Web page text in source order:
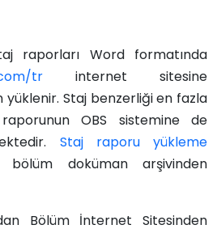
raporları Word formatında
tr internet sitesine
Staj benzerliği en fazla
raporunun OBS sistemine de
Staj raporu yükleme
bölüm doküman arşivinden
Bölüm İnternet Sitesinden